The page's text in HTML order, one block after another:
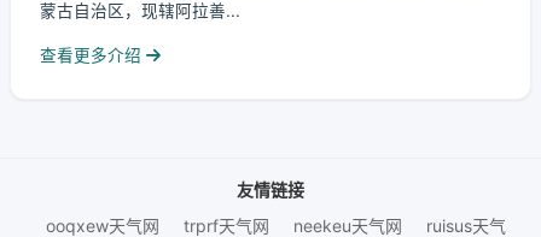
蒙古自治区，现辖阿拉善...
查看更多介绍
友情链接
ooqxew天气网
trprf天气网 neekeu天气网 ruisus天气